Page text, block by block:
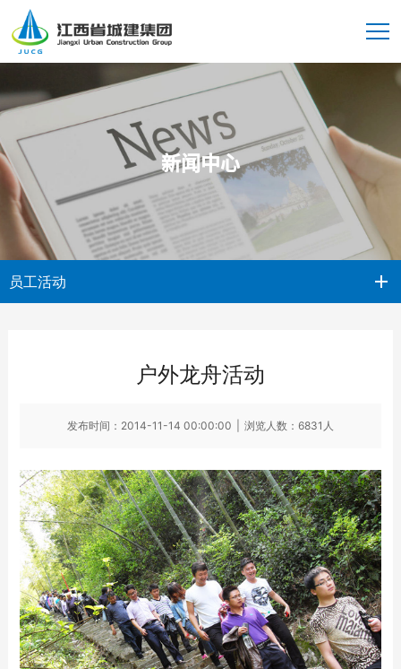
新闻中心
员工活动
户外龙舟活动
发布时间：2014-11-14 00:00:00 浏览人数：6831人